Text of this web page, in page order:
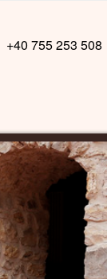
+40 755 253 508